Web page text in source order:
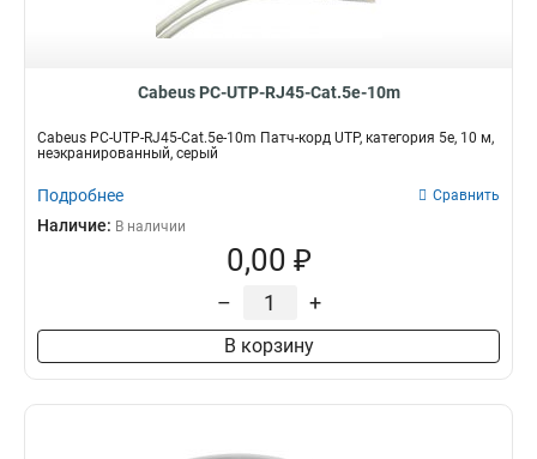
Cabeus PC-UTP-RJ45-Cat.5e-10m
Cabeus PC-UTP-RJ45-Cat.5e-10m Патч-корд UTP, категория 5e, 10 м,
неэкранированный, серый
Подробнее Сравнить
Наличие: В наличии
0,00 ₽
– +
В корзину